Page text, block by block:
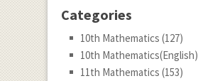
Categories
10th Mathematics (127)
10th Mathematics(English)
11th Mathematics (153)